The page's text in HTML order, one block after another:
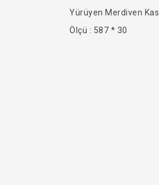
Yürüyen Merdiven
Ölçü : 587 * 30